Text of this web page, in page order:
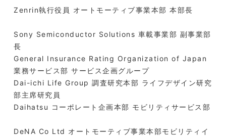
Zenrin執行役員 オートモーティブ事業本部 本部長
Sony Semiconductor Solutions 車載事業部 副事業部
長
General Insurance Rating Organization of Japan
業務サービス部 サービス企画グループ
Dai-ichi Life Group 調査研究本部 ライフデザイン研究
部主席研究員
Daihatsu コーポレート企画本部 モビリティサービス部
DeNA Co Ltd オートモーティブ事業本部モビリティイ